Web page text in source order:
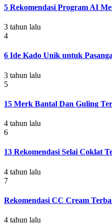
5 Rekomendasi Program AI
3 tahun lalu
4
6 Ide Kado Unik untuk
3 tahun lalu
5
15 Merk Bantal Dan Guling
4 tahun lalu
6
13 Rekomendasi Selai Coklat
4 tahun lalu
7
Rekomendasi CC Cream
4 tahun lalu